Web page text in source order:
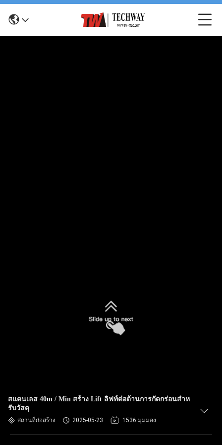
สแตนเลส 40m / Min สร้าง Lift ลิฟท์ต่อต้านการกัดกร่อนสําห
รับวัสดุ
สถานที่ก่อสร้าง 2025-05-23 1536 มุมมอง